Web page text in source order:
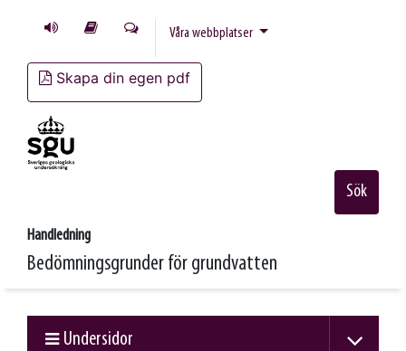
Våra webbplatser
Skapa din egen pdf
Handledning
Bedömningsgrunder för grundvatten
Sök
Undersidor